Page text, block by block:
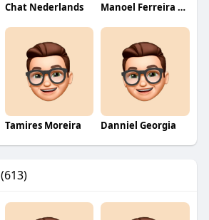
Chat Nederlands Manoel Ferreira dos Santos junior
Tamires Moreira Danniel Georgia
(613)